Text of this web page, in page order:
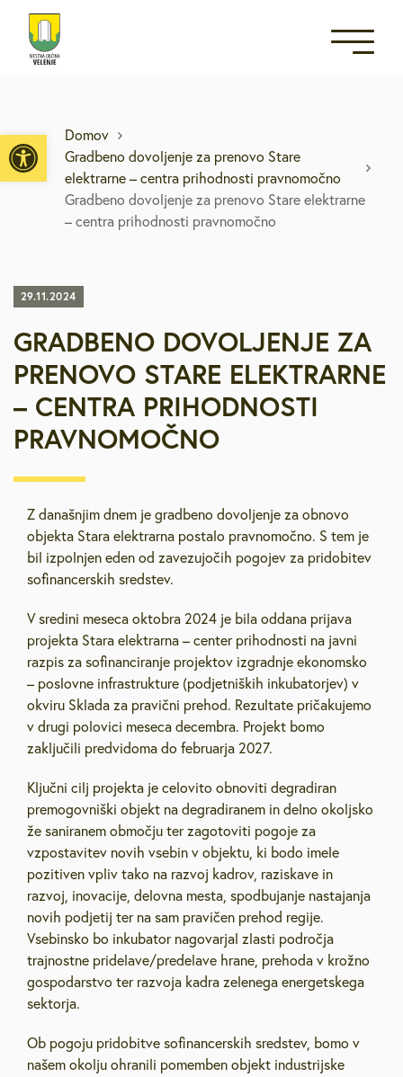
Open toolbar
Domov
Gradbeno dovoljenje za prenovo Stare
elektrarne – centra prihodnosti pravnomočno
Gradbeno dovoljenje za prenovo Stare elektrarne
– centra prihodnosti pravnomočno
29.11.2024
GRADBENO DOVOLJENJE ZA
PRENOVO STARE ELEKTRARNE
– CENTRA PRIHODNOSTI
PRAVNOMOČNO
Z današnjim dnem je gradbeno dovoljenje za obnovo
objekta Stara elektrarna postalo pravnomočno. S tem je
bil izpolnjen eden od zavezujočih pogojev za pridobitev
sofinancerskih sredstev.
V sredini meseca oktobra 2024 je bila oddana prijava
projekta Stara elektrarna – center prihodnosti na javni
razpis za sofinanciranje projektov izgradnje ekonomsko
– poslovne infrastrukture (podjetniških inkubatorjev) v
okviru Sklada za pravični prehod. Rezultate pričakujemo
v drugi polovici meseca decembra. Projekt bomo
zaključili predvidoma do februarja 2027.
Ključni cilj projekta je celovito obnoviti degradiran
premogovniški objekt na degradiranem in delno okoljsko
že saniranem območju ter zagotoviti pogoje za
vzpostavitev novih vsebin v objektu, ki bodo imele
pozitiven vpliv tako na razvoj kadrov, raziskave in
razvoj, inovacije, delovna mesta, spodbujanje nastajanja
novih podjetij ter na sam pravičen prehod regije.
Vsebinsko bo inkubator nagovarjal zlasti področja
trajnostne pridelave/predelave hrane, prehoda v krožno
gospodarstvo ter razvoja kadra zelenega energetskega
sektorja.
Ob pogoju pridobitve sofinancerskih sredstev, bomo v
našem okolju ohranili pomemben objekt industrijske